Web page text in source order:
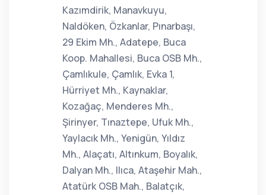
Kazımdirik, Manavkuyu,
Naldöken, Özkanlar, Pınarbaşı,
29 Ekim Mh., Adatepe, Buca
Koop. Mahallesi, Buca OSB Mh.,
Çamlıkule, Çamlık, Evka 1,
Hürriyet Mh., Kaynaklar,
Kozağaç, Menderes Mh.,
Şirinyer, Tınaztepe, Ufuk Mh.,
Yaylacık Mh., Yenigün, Yıldız
Mh., Alaçatı, Altınkum, Boyalık,
Dalyan Mh., Ilıca, Ataşehir Mah.,
Atatürk OSB Mah., Balatçık,